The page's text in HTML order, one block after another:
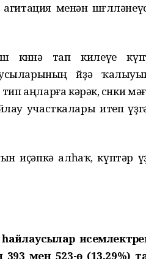
менән
тап килеүе
өйҙә
аңларға кәрәк, сөнки
участкалары итеп
иҫәпкә алһаҡ, күптәр
һайлаусылар
мең 523-ө (13,29%)